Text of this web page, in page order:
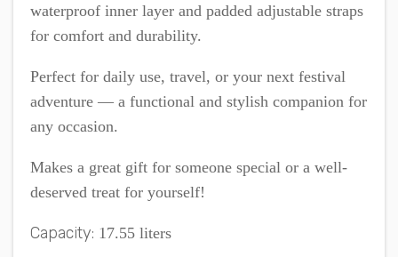
waterproof inner layer and padded adjustable straps
for comfort and durability.
Perfect for daily use, travel, or your next festival
adventure — a functional and stylish companion for
any occasion.
Makes a great gift for someone special or a well-
deserved treat for yourself!
Capacity: 17.55 liters